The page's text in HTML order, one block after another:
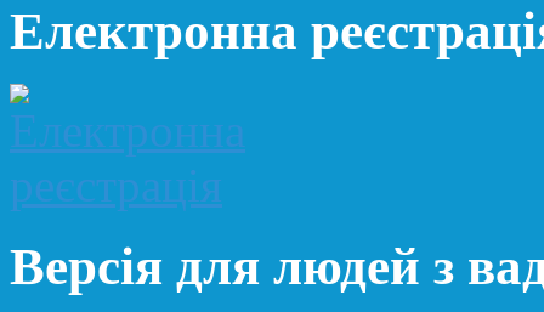
Електронна
Версія для людей з